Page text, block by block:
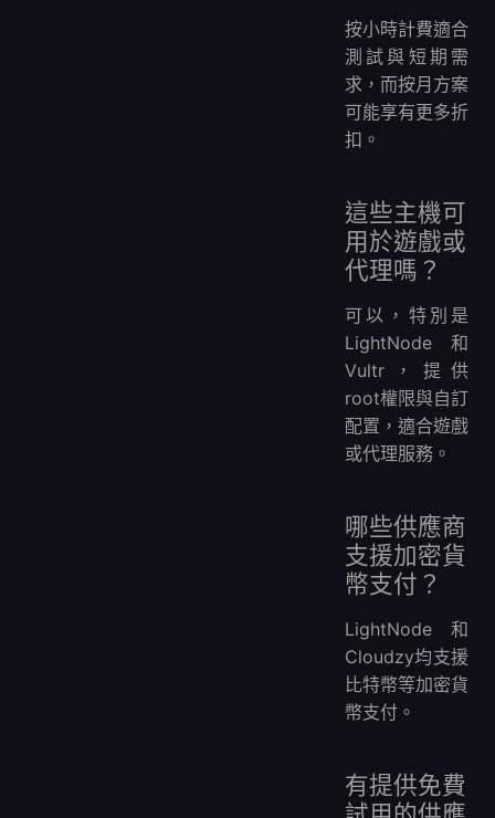
按小時計費適合
測試與短期需
求，而按月方案
可能享有更多折
扣。
這些主機可
用於遊戲或
代理嗎？
可以，特別是
LightNode和
Vultr，提供
root權限與自訂
配置，適合遊戲
或代理服務。
哪些供應商
支援加密貨
幣支付？
LightNode和
Cloudzy均支援
比特幣等加密貨
幣支付。
有提供免費